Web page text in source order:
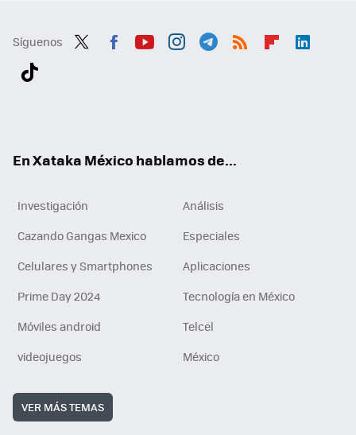
Síguenos
En Xataka México hablamos de...
Investigación
Análisis
Cazando Gangas Mexico
Especiales
Celulares y Smartphones
Aplicaciones
Prime Day 2024
Tecnología en México
Móviles android
Telcel
videojuegos
México
VER MÁS TEMAS